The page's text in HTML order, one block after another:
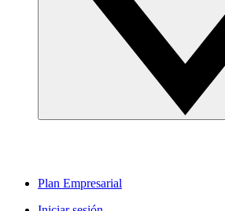
Plan Empresarial